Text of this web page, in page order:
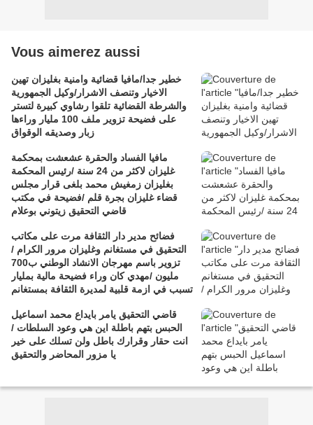
Vous aimerez aussi
خطير جدا/مافيا قضائية وامنية بغليزان تهين
الاخيار وتنصف الاشرار/وكيل الجمهورية
والشرطة القضائية تلقوا رشاوي كبيرة لتستر
على فضيحة تزوير ملف 100 مليار وراءها
زبار وصديقه الوقواق
مافيا الفساد والحقرة عشعشت بمحكمة
غليزان لاكثر من 24 سنة /رئيس المحكمة
بغليزان زمغيش محمد بلغى قرار مجلس
قضاء غليزان بجرة قلم /فضيحة في مكتب
قاضي التحقيق زيتوني بوعلام
فضائح مدير دار الثقافة مرت على مكاتب
التحقيق في مستغانم وغليزان مرور الكرام /
تزوير باسم مهرجان الانشاد الوطني ب700
مليون /مهدي كان وراء فضيحة مالية بمليار
تسبب في ازمة قلبية لمديرة الثقافة بمستغانم
قاضي التحقيق يامر بايداع محمد اسماعيل
الحبس بتهم باطلة اين هي وعود السلطات /
انت حقار وقرارك باطل ولن تسلك على خير
يا مزور المحاضر والتحقيق